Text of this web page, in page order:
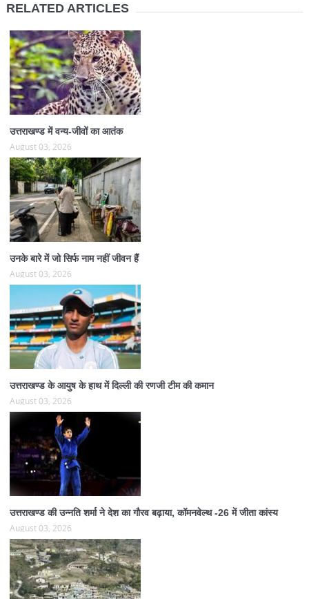
RELATED ARTICLES
उत्तराखण्ड में वन्य-जीवों का आतंक
August 03, 2026
उनके बारे में जो सिर्फ नाम नहीं जीवन हैं
August 03, 2026
उत्तराखण्ड के आयुष के हाथ में दिल्ली की रणजी टीम की कमान
August 03, 2026
उत्तराखण्ड की उन्नति शर्मा ने देश का गौरव बढ़ाया, कॉमनवेल्थ -26 में जीता कांस्य
August 03, 2026